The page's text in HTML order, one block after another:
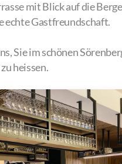
mit Blick auf die
echte Gastfreundschaft.
Sie im schönen
heissen.